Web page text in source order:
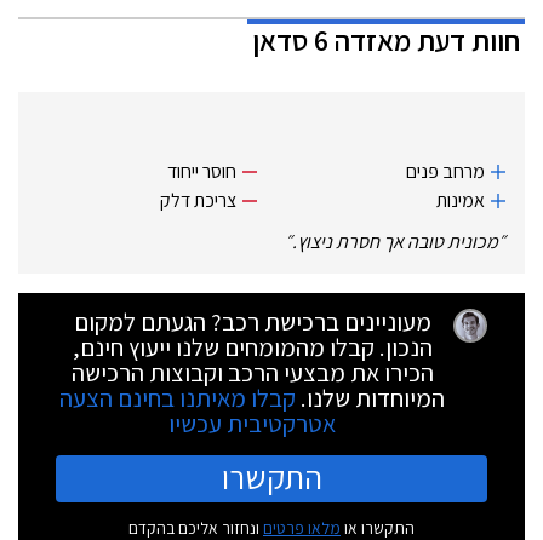
חוות דעתמאזדה 6 סדאן
מרחב פנים
אמינות
חוסר ייחוד
צריכת דלק
״מכונית טובה אך חסרת ניצוץ.״
מעוניינים ברכישת רכב? הגעתם למקום
הנכון. קבלו מהמומחים שלנו ייעוץ חינם,
הכירו את מבצעי הרכב וקבוצות הרכישה
המיוחדות שלנו. קבלו מאיתנו בחינם הצעה
אטרקטיבית עכשיו
התקשרו
התקשרו או מלאו פרטים ונחזור אליכם בהקדם